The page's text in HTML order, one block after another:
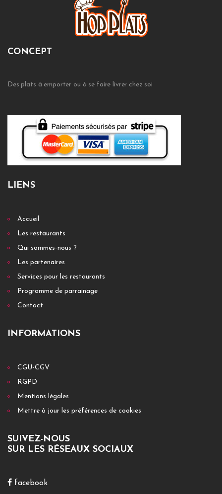
CONCEPT
Des plats à emporter ou à se faire livrer chez soi
LIENS
Accueil
Les restaurants
Qui sommes-nous ?
Les partenaires
Services pour les restaurants
Programme de parrainage
Contact
INFORMATIONS
CGU-CGV
RGPD
Mentions légales
Mettre à jour les préférences de cookies
SUIVEZ-NOUS
SUR LES RÉSEAUX SOCIAUX
facebook